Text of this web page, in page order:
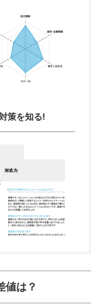
策を知る!
値は？